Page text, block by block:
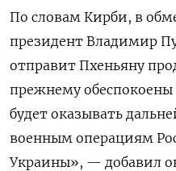
По словам Кирби, в
президент Владимир
отправит Пхеньяну
прежнему обеспокоены
будет оказывать
военным операциям
Украины», — добавил